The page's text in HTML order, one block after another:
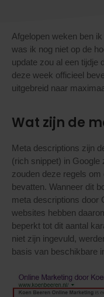
Afgelopen weken ben
was ik nog niet op de
update zou al een tijdje
deze week officieel
uitgebreid naar
Wat zijn de
Meta descriptions zijn
(rich snippet) in
zouden deze regels
bevatten. Wanneer dit
meta descriptions door
websites hebben
beperkt tot dit aantal
niet zijn ingevuld,
basis van beschikbare